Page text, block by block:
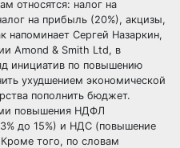
относятся: налог на
на прибыль (20%), акцизы,
напоминает Сергей Назаркин,
Amond & Smith Ltd, в
инициатив по повышению
ухудшением экономической
пополнить бюджет.
повышения НДФЛ
до 15%) и НДС (повышение
того, по словам